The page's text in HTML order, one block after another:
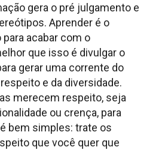
gera o pré julgamento e
Aprender é o
acabar com o
que isso é divulgar o
gerar uma corrente do
e da diversidade.
merecem respeito, seja
ou crença, para
bem simples: trate os
que você quer que